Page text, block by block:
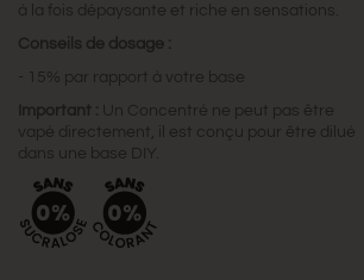
à la fois dépaysante et riche en sensations.
Conseils de dosage :
- 15% par rapport à votre base
Important : Un Concentré ne peut pas être
vapé directement, il est conçu pour être dilué
dans une base DIY.